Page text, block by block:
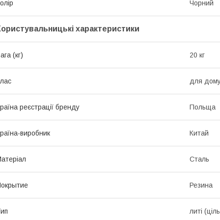
Чорний
характеристики
(кг) 20 кг
для
реєстрації бренду Польща
виробник Китай
Сталь
Резина
литі